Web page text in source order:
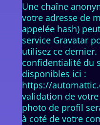
Une chaîne
votre adresse de
appelée hash)
service Gravatar
utilisez ce dernier.
confidentialité du
disponibles ici :
https://
validation de
photo de profil
à coté de votre